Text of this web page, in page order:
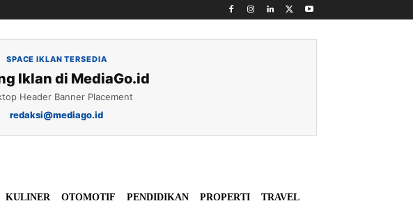
SPACE IKLAN TERSEDIA
Iklan di MediaGo.id
Header Banner Placement
redaksi@mediago.id
KULINER OTOMOTIF PENDIDIKAN PROPERTI TRAVEL